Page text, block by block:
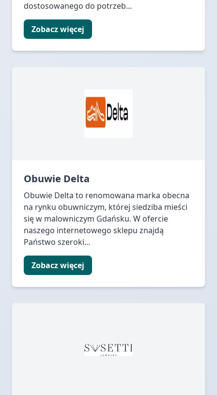
dostosowanego do potrzeb...
Zobacz więcej
Obuwie Delta
Obuwie Delta to renomowana marka obecna
na rynku obuwniczym, której siedziba mieści
się w malowniczym Gdańsku. W ofercie
naszego internetowego sklepu znajdą
Państwo szeroki...
Zobacz więcej